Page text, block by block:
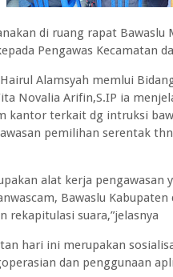
di ruang rapat Bawaslu
Pengawas Kecamatan
Alamsyah memlui
Novalia Arifin,S.IP ia
kantor terkait dg intruksi
pemilihan serentak
alat kerja pengawasan
Bawaslu
rekapitulasi suara,”jelasnya
hari ini merupakan
dan penggunaan